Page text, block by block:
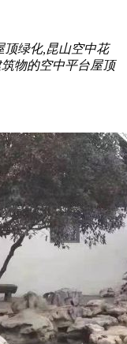
顶绿化,昆山空中花
物的空中平台屋顶